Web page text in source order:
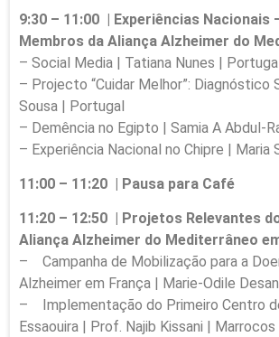
9:30 – 11:00 | Experiências
Membros da Aliança Alzheimer do
– Social Media | Tatiana Nunes |
– Projecto “Cuidar Melhor”: Diagnóstico
Sousa | Portugal
– Demência no Egipto | Samia A Abdul-
– Experiência Nacional no Chipre | Maria
11:00 – 11:20 | Pausa para Café
11:20 – 12:50 | Projetos Relevantes
Aliança Alzheimer do Mediterrâneo
– Campanha de Mobilização para a
Alzheimer em França | Marie-Odile
– Implementação do Primeiro Centro
Essaouira | Prof. Najib Kissani | Marrocos